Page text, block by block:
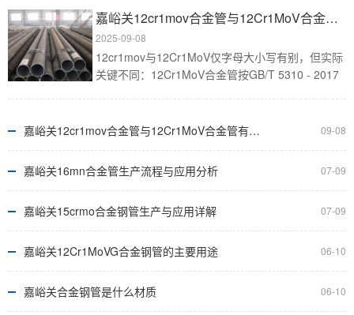
嘉峪关12cr1mov合金管与12Cr1MoV合金管有什么不同
2025-09-08
12cr1mov与12Cr1MoV仅字母大小写有别，但实际
关键不同：12Cr1MoV合金管按GB/T 5310 - 2017
嘉峪关12cr1mov合金管与12Cr1MoV合金管有什么不同 09-08
嘉峪关16mn合金管生产流程与应用分析 07-09
嘉峪关15crmo合金钢管生产与应用详解 07-09
嘉峪关12Cr1MoVG合金钢管的主要用途 06-10
嘉峪关合金钢管是什么材质 06-10
蚀性的高温合金钢管，广泛应......
嘉峪关12cr1mov合金管的主要应用行业
12cr1mov合金管因具备优异高温性能和耐腐蚀性，广泛
应用于发电、石油化工、机......
嘉峪关35crmo合金钢管的主要应用行业
35crmo合金钢管广泛应用于石油天然气、化工、电力、
机械制造、汽车、航空航天等......
嘉峪关16mn合金钢管生产工艺
16mn合金钢管生产工艺因用途、规格、材质等因素而
异，一般包括原材料准备、管坯制......